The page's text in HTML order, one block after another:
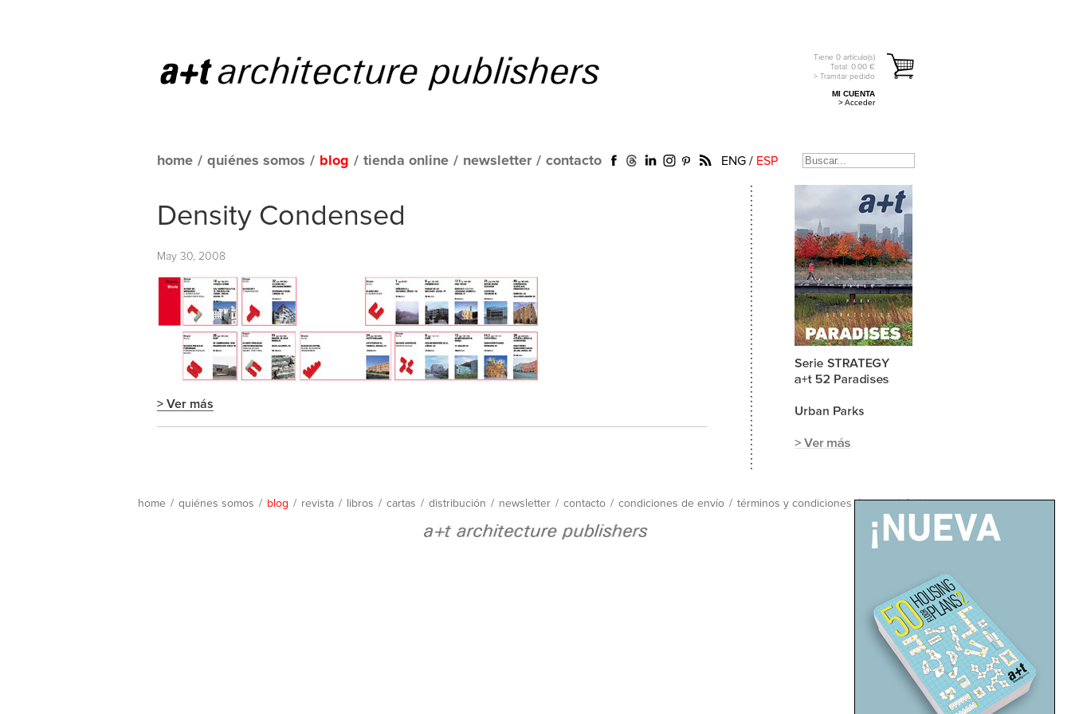
Tiene 0 artículo(s)
Total: 0.00 €
> Tramitar pedido
MI CUENTA
> Acceder
home / quiénes somos / blog / tienda online / newsletter / contacto ENG / ESP
Density Condensed
May 30, 2008
> Ver más
home / quiénes somos / blog / revista / libros / cartas / distribución / newsletter / contacto / condiciones de envío / términos y condiciones / mapa del sitio